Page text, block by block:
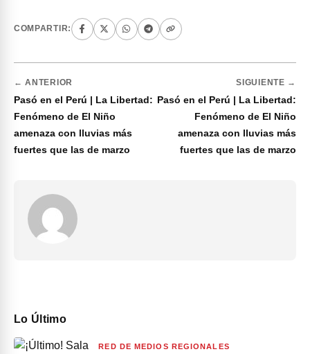
COMPARTIR:
← ANTERIOR
Pasó en el Perú | La Libertad:
Fenómeno de El Niño
amenaza con lluvias más
fuertes que las de marzo
SIGUIENTE →
Pasó en el Perú | La Libertad:
Fenómeno de El Niño
amenaza con lluvias más
fuertes que las de marzo
Lo Último
RED DE MEDIOS REGIONALES